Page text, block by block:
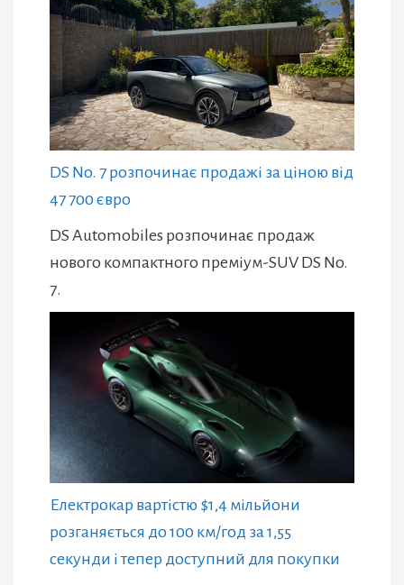
DS No. 7 розпочинає продажі за ціною від
47 700 євро
DS Automobiles розпочинає продаж
нового компактного преміум-SUV DS No.
7.
Електрокар вартістю $1,4 мільйони
розганяється до 100 км/год за 1,55
секунди і тепер доступний для покупки